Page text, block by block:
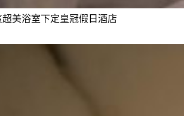
美浴室下定皇冠假日酒店